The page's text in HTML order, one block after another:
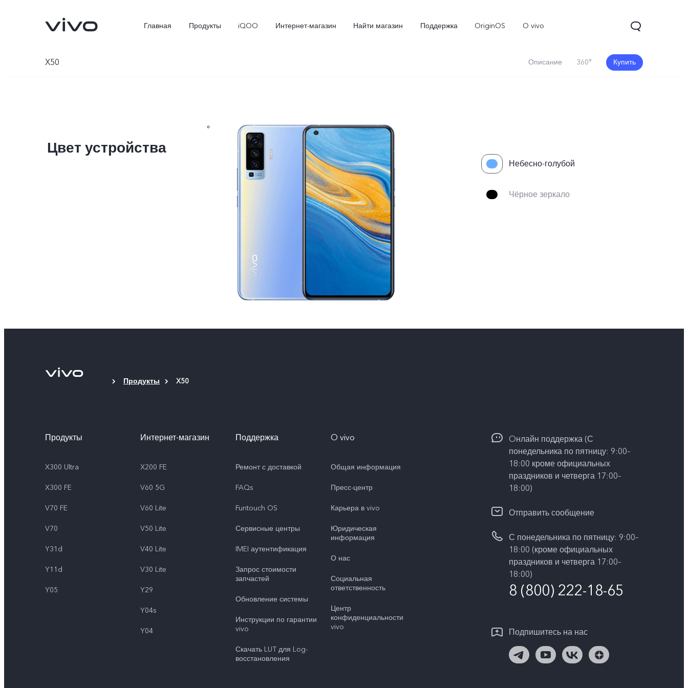
Главная Продукты iQOO Интернет-магазин Найти магазин Поддержка OriginOS O vivo
X300 FE Новинка
X50 Описание 360° Купить
Цвет устройства
Небесно-голубой
Чёрное зеркало
Продукты X50
Продукты
X300 Ultra
X300 FE
V70 FE
V70
Y31d
Y11d
Y05
Интернет-магазин
X200 FE
V60 5G
V60 Lite
V50 Lite
V40 Lite
V30 Lite
Y29
Y04s
Y04
Поддержка
Ремонт с доставкой
FAQs
Funtouch OS
Сервисные центры
IMEI аутентификация
Запрос стоимости
запчастей
Обновление системы
Инструкции по гарантии
vivo
Скачать LUT для Log-
восстановления
O vivo
Общая информация
Пресс-центр
Карьера в vivo
Юридическая
информация
О нас
Социальная
ответственность
Центр
конфиденциальности
vivo
Oнлайн поддержка (С
понедельника по пятницу: 9:00–
18:00 кроме официальных
праздников и четверга 17:00–
18:00)
Отправить сообщение
С понедельника по пятницу: 9:00–
18:00 (кроме официальных
праздников и четверга 17:00–
18:00)
8 (800) 222-18-65
Подпишитесь на нас